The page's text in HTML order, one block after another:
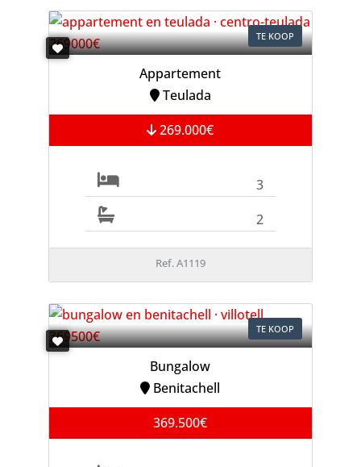
TE KOOP
Appartement
Teulada
269.000€
3
2
Ref. A1119
TE KOOP
Bungalow
Benitachell
369.500€